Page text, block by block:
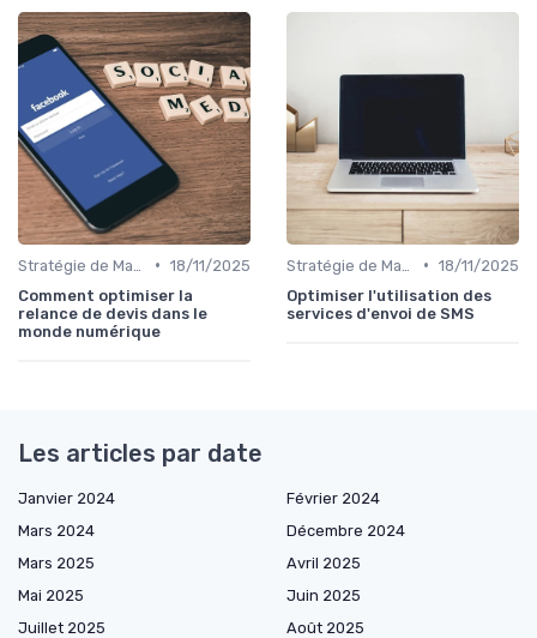
• 18/11/2025
Comment optimiser la
relance de devis dans le
monde numérique
• 18/11/2025
Optimiser l'utilisation des
services d'envoi de SMS
Les articles par date
Janvier 2024
Février 2024
Mars 2024
Décembre 2024
Mars 2025
Avril 2025
Mai 2025
Juin 2025
Juillet 2025
Août 2025